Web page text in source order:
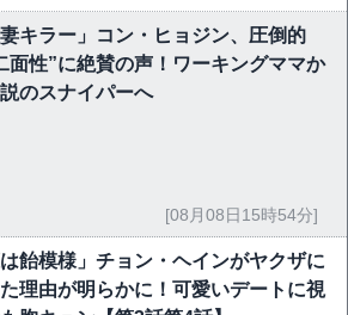
妻キラー」コン・ヒョジン、圧倒的
面性”に絶賛の声！ワーキングママか
のスナイパーへ
[08月08日15時54分]
は飴模様」チョン・ヘインがヤクザに
理由が明らかに！可愛いデートに視